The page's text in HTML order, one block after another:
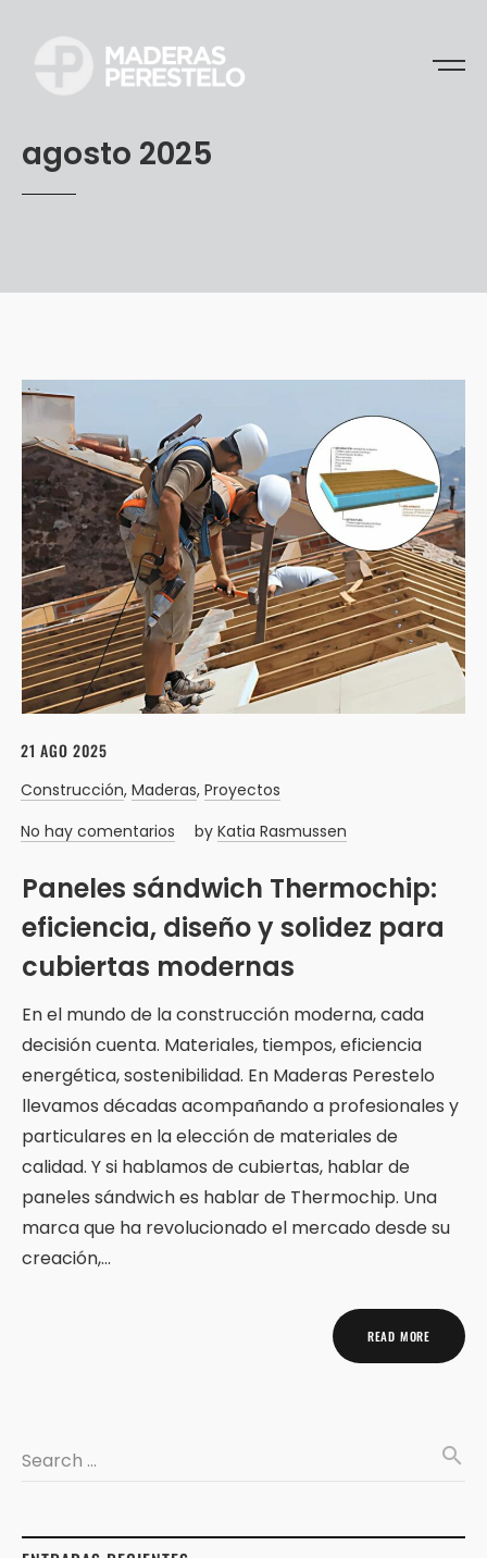
agosto 2025
21 AGO 2025
Construcción, Maderas, Proyectos
No hay comentarios
by Katia Rasmussen
Paneles sándwich Thermochip:
eficiencia, diseño y solidez para
cubiertas modernas
En el mundo de la construcción moderna, cada
decisión cuenta. Materiales, tiempos, eficiencia
energética, sostenibilidad. En Maderas Perestelo
llevamos décadas acompañando a profesionales y
particulares en la elección de materiales de
calidad. Y si hablamos de cubiertas, hablar de
paneles sándwich es hablar de Thermochip. Una
marca que ha revolucionado el mercado desde su
creación,…
READ MORE
Search … search